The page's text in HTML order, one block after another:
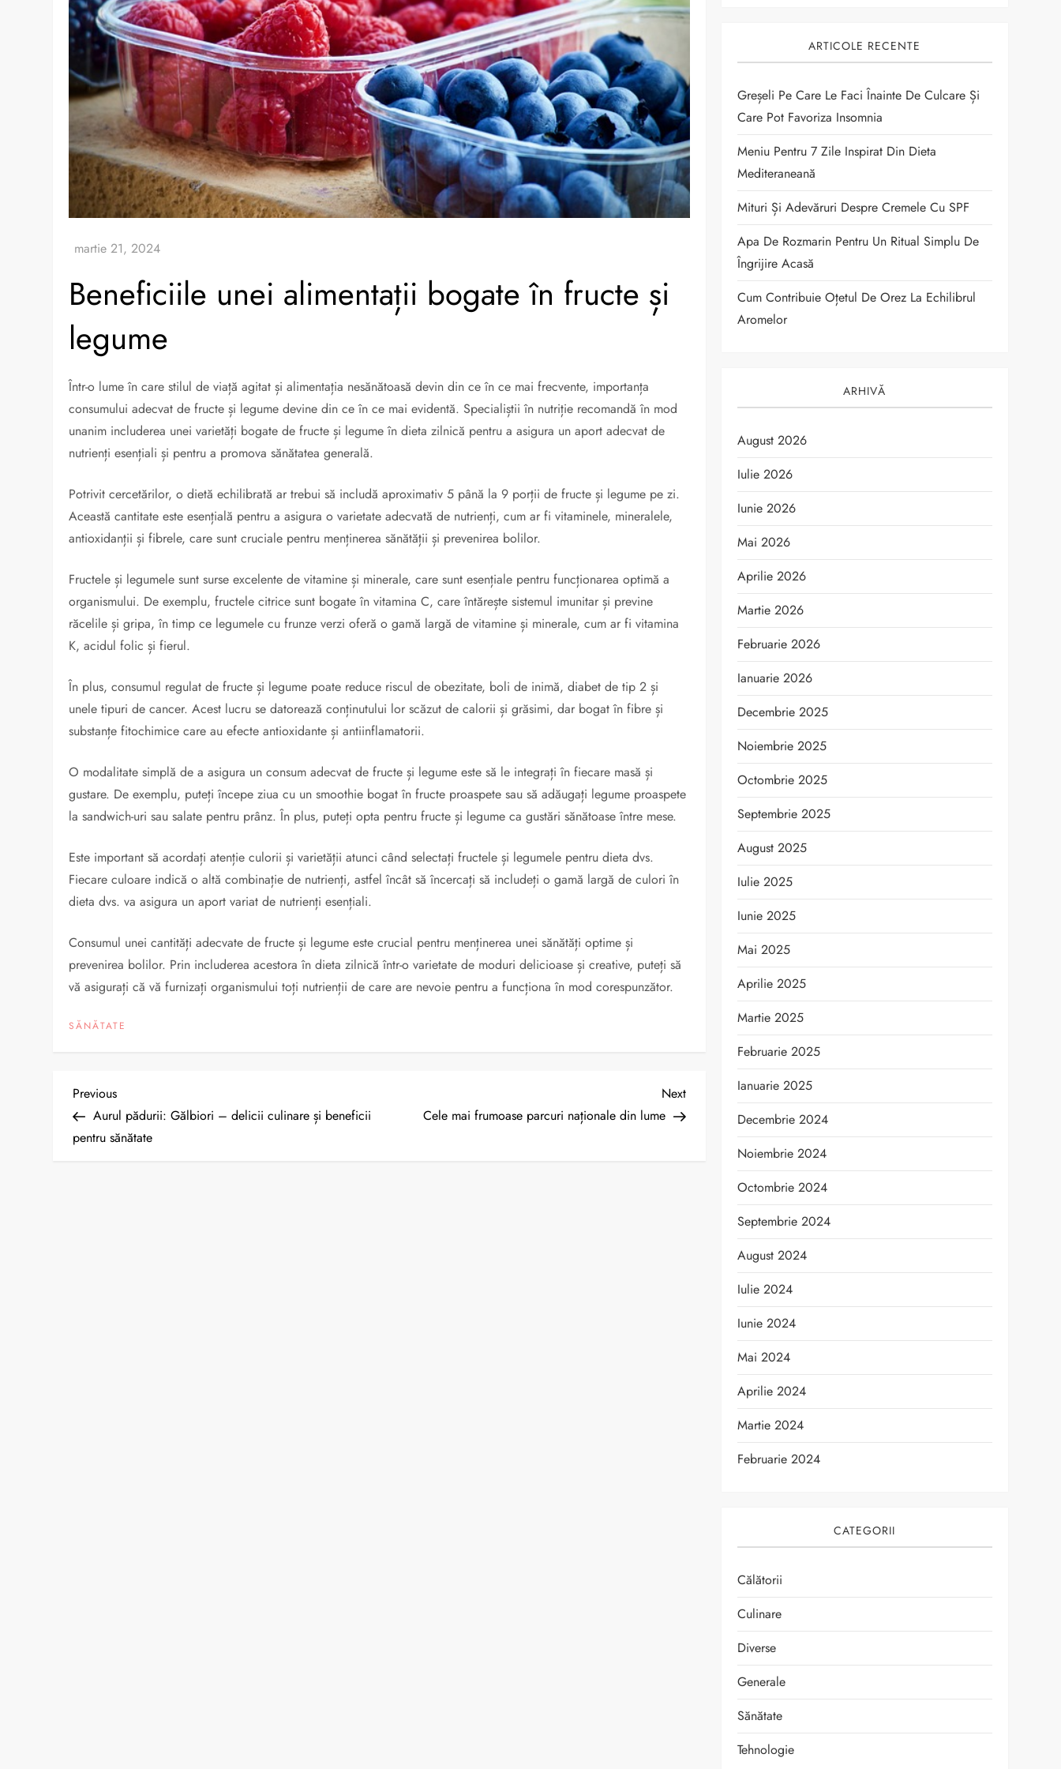
Beneficiile unei alimentații bogate în fructe și
legume
Într-o lume în care stilul de viață agitat și alimentația nesănătoasă devin din ce în ce mai frecvente, importanța
consumului adecvat de fructe și legume devine din ce în ce mai evidentă. Specialiștii în nutriție recomandă în mod
unanim includerea unei varietăți bogate de fructe și legume în dieta zilnică pentru a asigura un aport adecvat de
nutrienți esențiali și pentru a promova sănătatea generală.
Potrivit cercetărilor, o dietă echilibrată ar trebui să includă aproximativ 5 până la 9 porții de fructe și legume pe zi.
Această cantitate este esențială pentru a asigura o varietate adecvată de nutrienți, cum ar fi vitaminele, mineralele,
antioxidanții și fibrele, care sunt cruciale pentru menținerea sănătății și prevenirea bolilor.
Fructele și legumele sunt surse excelente de vitamine și minerale, care sunt esențiale pentru funcționarea optimă a
organismului. De exemplu, fructele citrice sunt bogate în vitamina C, care întărește sistemul imunitar și previne
răcelile și gripa, în timp ce legumele cu frunze verzi oferă o gamă largă de vitamine și minerale, cum ar fi vitamina
K, acidul folic și fierul.
În plus, consumul regulat de fructe și legume poate reduce riscul de obezitate, boli de inimă, diabet de tip 2 și
unele tipuri de cancer. Acest lucru se datorează conținutului lor scăzut de calorii și grăsimi, dar bogat în fibre și
substanțe fitochimice care au efecte antioxidante și antiinflamatorii.
O modalitate simplă de a asigura un consum adecvat de fructe și legume este să le integrați în fiecare masă și
gustare. De exemplu, puteți începe ziua cu un smoothie bogat în fructe proaspete sau să adăugați legume proaspete
la sandwich-uri sau salate pentru prânz. În plus, puteți opta pentru fructe și legume ca gustări sănătoase între mese.
Este important să acordați atenție culorii și varietății atunci când selectați fructele și legumele pentru dieta dvs.
Fiecare culoare indică o altă combinație de nutrienți, astfel încât să încercați să includeți o gamă largă de culori în
dieta dvs. va asigura un aport variat de nutrienți esențiali.
Consumul unei cantități adecvate de fructe și legume este crucial pentru menținerea unei sănătăți optime și
prevenirea bolilor. Prin includerea acestora în dieta zilnică într-o varietate de moduri delicioase și creative, puteți să
vă asigurați că vă furnizați organismului toți nutrienții de care are nevoie pentru a funcționa în mod corespunzător.
SĂNĂTATE
N
a
Previous
Post
Previous
Aurul pădurii: Gălbiori – delicii culinare și beneficii
pentru sănătate
Next
Post
Next
Cele mai frumoase parcuri naționale din lume
ARTICOLE RECENTE
Greșeli Pe Care Le Faci Înainte De Culcare Și
Care Pot Favoriza Insomnia
Meniu Pentru 7 Zile Inspirat Din Dieta
Mediteraneană
Mituri Și Adevăruri Despre Cremele Cu SPF
Apa De Rozmarin Pentru Un Ritual Simplu De
Îngrijire Acasă
Cum Contribuie Oțetul De Orez La Echilibrul
Aromelor
ARHIVĂ
August 2026
Iulie 2026
Iunie 2026
Mai 2026
Aprilie 2026
Martie 2026
Februarie 2026
Ianuarie 2026
Decembrie 2025
Noiembrie 2025
Octombrie 2025
Septembrie 2025
August 2025
Iulie 2025
Iunie 2025
Mai 2025
Aprilie 2025
Martie 2025
Februarie 2025
Ianuarie 2025
Decembrie 2024
Noiembrie 2024
Octombrie 2024
Septembrie 2024
August 2024
Iulie 2024
Iunie 2024
Mai 2024
Aprilie 2024
Martie 2024
Februarie 2024
CATEGORII
Călătorii
Culinare
Diverse
Generale
Sănătate
Tehnologie